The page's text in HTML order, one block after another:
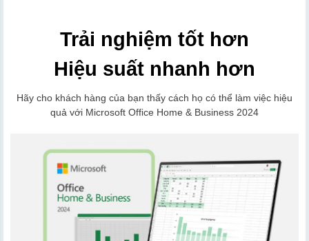
Trải nghiệm tốt hơn
Hiệu suất nhanh hơn
Hãy cho khách hàng của bạn thấy cách họ có thể làm việc hiệu
quả với Microsoft Office Home & Business 2024